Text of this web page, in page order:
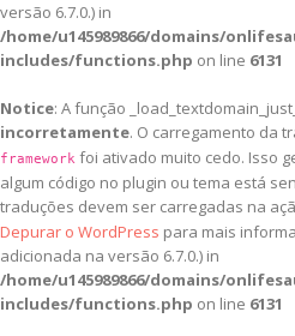
versão 6.7.0.) in
/home/u145989866/domains/
includes/functions.php on line 6131
Notice: A função
incorretamente. O carregamento da
framework foi ativado muito cedo. Isso
algum código no plugin ou tema está
traduções devem ser carregadas na
Depurar o WordPress para mais
adicionada na versão 6.7.0.) in
/home/u145989866/domains/
includes/functions.php on line 6131